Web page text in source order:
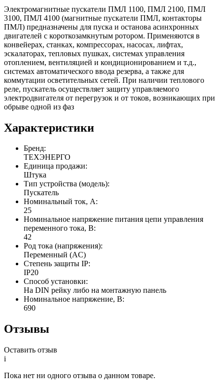
Электромагнитные пускатели ПМЛ 1100, ПМЛ 2100, ПМЛ
3100, ПМЛ 4100 (магнитные пускатели ПМЛ, контакторы
ПМЛ) предназначены для пуска и останова асинхронных
двигателей с короткозамкнутым ротором. Применяются в
конвейерах, станках, компрессорах, насосах, лифтах,
эскалаторах, тепловых пушках, системах управления
отоплением, вентиляцией и кондиционированием и т.д.,
системах автоматического ввода резерва, а также для
коммутации осветительных сетей. При наличии теплового
реле, пускатель осуществляет защиту управляемого
электродвигателя от перегрузок и от токов, возникающих при
обрыве одной из фаз
Характеристики
Бренд:
ТЕХЭНЕРГО
Единица продажи:
Штука
Тип устройства (модель):
Пускатель
Номинальный ток, А:
25
Номинальное напряжение питания цепи управления
переменного тока, В:
42
Род тока (напряжения):
Переменный (AC)
Степень защиты IP:
IP20
Способ установки:
На DIN рейку либо на монтажную панель
Номинальное напряжение, В:
690
Отзывы
Оставить отзыв
i
Пока нет ни одного отзыва о данном товаре.